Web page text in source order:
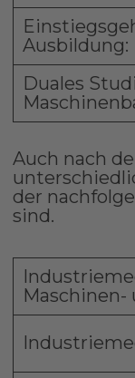
Ausbildung:
Duales
Auch nach
der
sind.
Maschinen-